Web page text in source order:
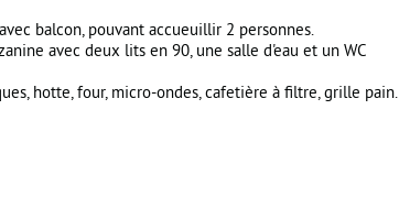
balcon, pouvant accueuillir 2 personnes.
avec deux lits en 90, une salle d'eau et un WC
hotte, four, micro-ondes, cafetière à filtre, grille pain.